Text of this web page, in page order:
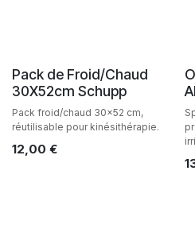
Pack de Froid/Chaud
30X52cm Schupp
Pack froid/chaud 30x52 cm,
réutilisable pour kinésithérapie.
12,00 €